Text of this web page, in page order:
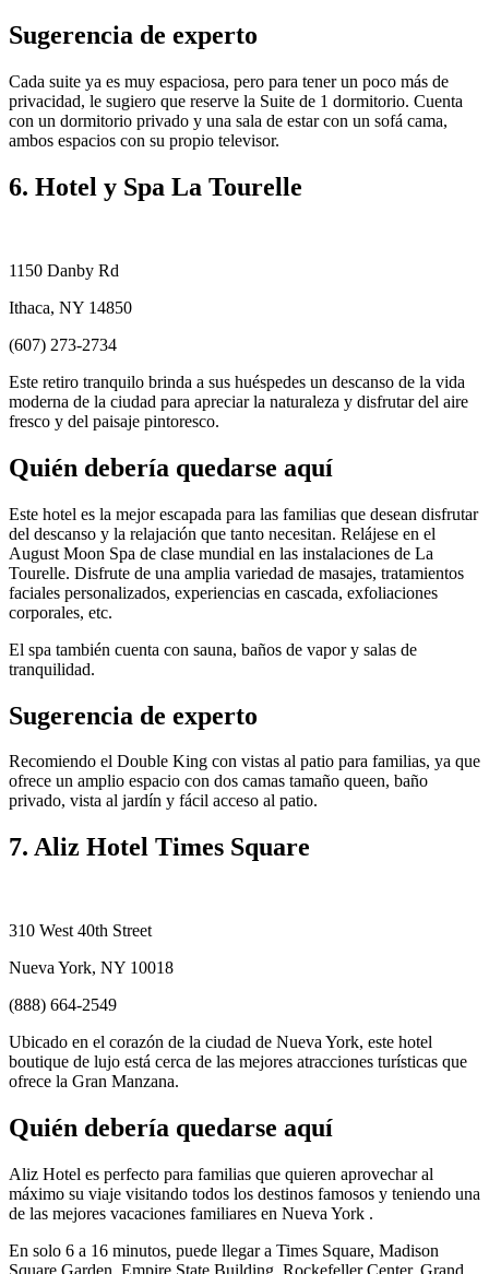
Sugerencia de experto
Cada suite ya es muy espaciosa, pero para tener un poco más de
privacidad, le sugiero que reserve la Suite de 1 dormitorio. Cuenta
con un dormitorio privado y una sala de estar con un sofá cama,
ambos espacios con su propio televisor.
6. Hotel y Spa La Tourelle
1150 Danby Rd
​​Ithaca, NY 14850
(607) 273-2734
Este retiro tranquilo brinda a sus huéspedes un descanso de la vida
moderna de la ciudad para apreciar la naturaleza y disfrutar del aire
fresco y del paisaje pintoresco.
Quién debería quedarse aquí
Este hotel es la mejor escapada para las familias que desean disfrutar
del descanso y la relajación que tanto necesitan. Relájese en el
August Moon Spa de clase mundial en las instalaciones de La
Tourelle. Disfrute de una amplia variedad de masajes, tratamientos
faciales personalizados, experiencias en cascada, exfoliaciones
corporales, etc.
El spa también cuenta con sauna, baños de vapor y salas de
tranquilidad.
Sugerencia de experto
Recomiendo el Double King con vistas al patio para familias, ya que
ofrece un amplio espacio con dos camas tamaño queen, baño
privado, vista al jardín y fácil acceso al patio.
7. Aliz Hotel Times Square
310 West 40th Street
Nueva York, NY 10018
(888) 664-2549
Ubicado en el corazón de la ciudad de Nueva York, este hotel
boutique de lujo está cerca de las mejores atracciones turísticas que
ofrece la Gran Manzana.
Quién debería quedarse aquí
Aliz Hotel es perfecto para familias que quieren aprovechar al
máximo su viaje visitando todos los destinos famosos y teniendo una
de las mejores vacaciones familiares en Nueva York .
En solo 6 a 16 minutos, puede llegar a Times Square, Madison
Square Garden, Empire State Building, Rockefeller Center, Grand